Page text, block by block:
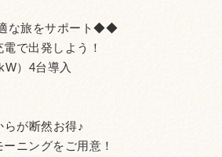
な旅をサポート◆◆
で出発しよう！
）4台導入
らが断然お得♪
ニングをご用意！